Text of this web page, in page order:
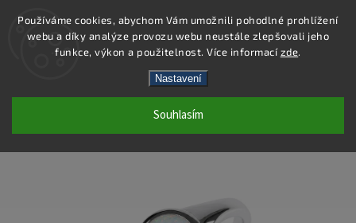
Používáme cookies, abychom Vám umožnili pohodlné prohlížení
webu a díky analýze provozu webu neustále zlepšovali jeho
funkce, výkon a použitelnost. Více informacízde.
Nastavení
Souhlasím
Hledat
SR195 - PRSTEN AG 925/1000